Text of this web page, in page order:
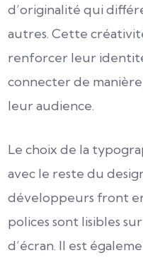
d’originalité qui
autres. Cette
renforcer leur
connecter de
leur audience.
Le choix de la
avec le reste du
développeurs front
polices sont lisibles
d’écran. Il est